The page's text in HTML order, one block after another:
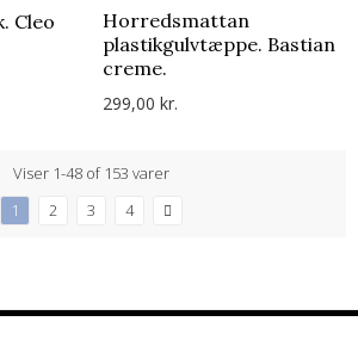
Cleo
Horredsmattan
plastikgulvtæppe. Bastian
creme.
299,00 kr.
Viser 1-48 of 153 varer
1
2 3 4